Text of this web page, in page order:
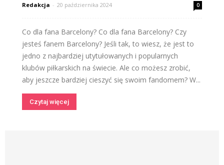
Redakcja - 20 października 2024 0
Co dla fana Barcelony? Co dla fana Barcelony? Czy
jesteś fanem Barcelony? Jeśli tak, to wiesz, że jest to
jedno z najbardziej utytułowanych i popularnych
klubów piłkarskich na świecie. Ale co możesz zrobić,
aby jeszcze bardziej cieszyć się swoim fandomem? W...
Czytaj więcej